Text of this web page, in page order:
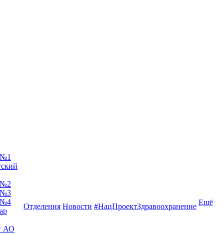
№2
№3
№4
АО
Отделения Новости #НацПроектЗдравоохранение Ещё